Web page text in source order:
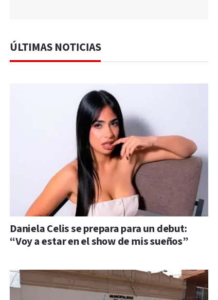
ÚLTIMAS NOTICIAS
Daniela Celis se prepara para un debut:
“Voy a estar en el show de mis sueños”